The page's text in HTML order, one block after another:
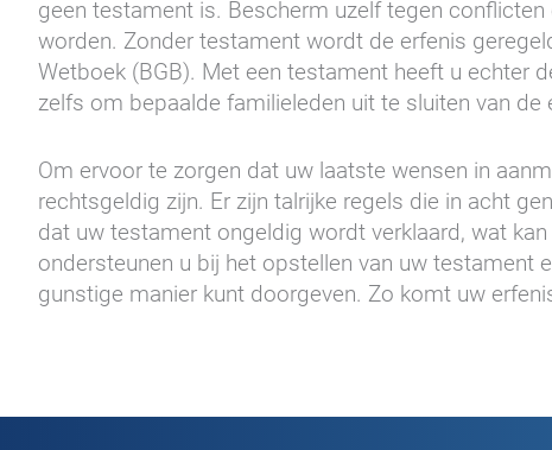
geen testament is. Bescherm uzelf tegen
worden. Zonder testament wordt de erfenis
Wetboek (BGB). Met een testament heeft u echter
zelfs om bepaalde familieleden uit te sluiten van de
Om ervoor te zorgen dat uw laatste wensen in
rechtsgeldig zijn. Er zijn talrijke regels die in acht
dat uw testament ongeldig wordt verklaard, wat
ondersteunen u bij het opstellen van uw testament
gunstige manier kunt doorgeven. Zo komt uw